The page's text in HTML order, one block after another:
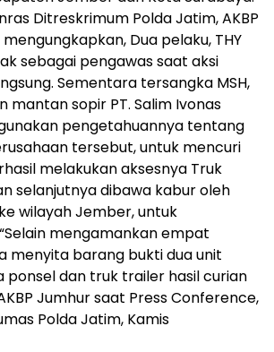
Ditreskrimum Polda Jatim, AKBP
Dua pelaku, THY
sebagai pengawas saat aksi
Sementara tersangka MSH,
mantan sopir PT. Salim Ivonas
pengetahuannya tentang
tersebut, untuk mencuri
melakukan aksesnya Truk
selanjutnya dibawa kabur oleh
wilayah Jember, untuk
mengamankan empat
menyita barang bukti dua unit
ponsel dan truk trailer hasil curian
Jumhur saat Press Conference,
Polda Jatim, Kamis